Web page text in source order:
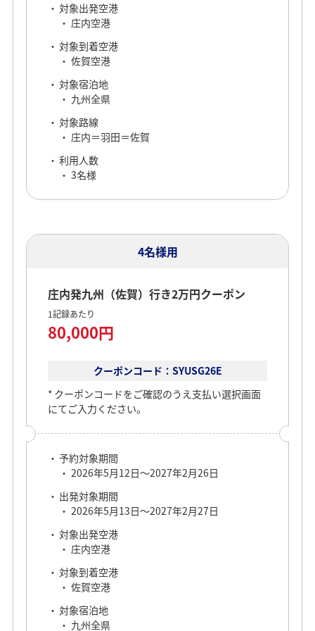
対象出発空港
庄内空港
対象到着空港
佐賀空港
対象宿泊地
九州全県
対象路線
庄内＝羽田＝佐賀
利用人数
3名様
4名様用
庄内発九州（佐賀）行き2万円クーポン
1記録あたり
80,000円
クーポンコード：SYUSG26E
クーポンコードをご確認のうえ支払い選択画面
にてご入力ください。
予約対象期間
2026年5月12日～2027年2月26日
出発対象期間
2026年5月13日～2027年2月27日
対象出発空港
庄内空港
対象到着空港
佐賀空港
対象宿泊地
九州全県